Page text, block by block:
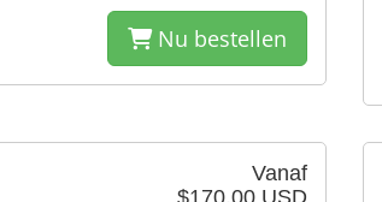
Nu bestellen
Vanaf
$170.00 USD